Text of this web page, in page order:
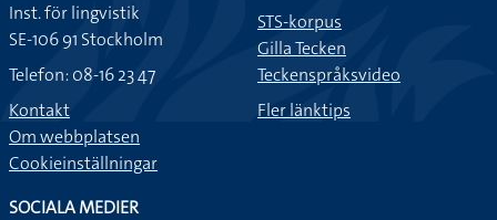
Inst. för lingvistik
SE-106 91 Stockholm
Telefon: 08-16 23 47
Kontakt
Om webbplatsen
Cookieinställningar
STS-korpus
Gilla Tecken
Teckenspråksvideo
Fler länktips
SOCIALA MEDIER